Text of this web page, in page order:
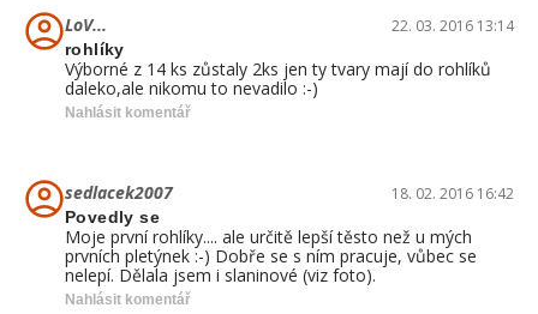
LoV... 22. 03. 2016 13:14
rohlíky
Výborné z 14 ks zůstaly 2ks jen ty tvary mají do rohlíků
daleko,ale nikomu to nevadilo :-)
Nahlásit komentář
sedlacek2007 18. 02. 2016 16:42
Povedly se
Moje první rohlíky.... ale určitě lepší těsto než u mých
prvních pletýnek :-) Dobře se s ním pracuje, vůbec se
nelepí. Dělala jsem i slaninové (viz foto).
Nahlásit komentář